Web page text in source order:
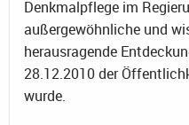
Denkmalpflege im
außergewöhnliche und
herausragende
28.12.2010 der
wurde.